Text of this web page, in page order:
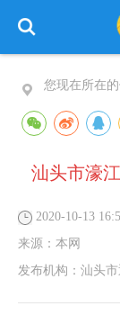
您现在所在
汕头市濠
2020-10-13
来源： 本网
发布机构： 汕头